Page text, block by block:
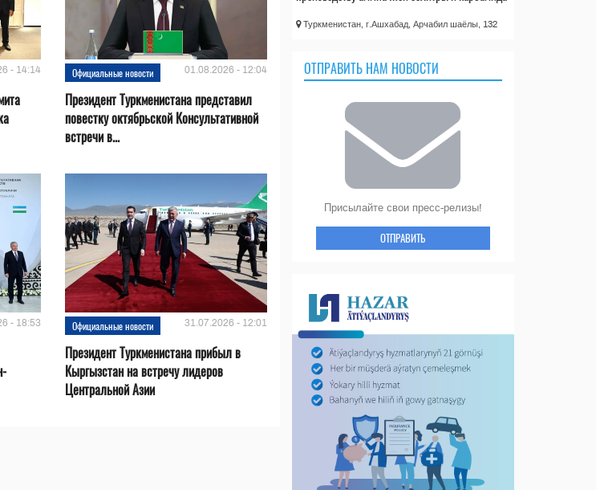
- 14:14 Официальные новости 01.08.2026 - 12:04
Президент Туркменистана представил
повестку октябрьской Консультативной
встречи в...
- 18:53 Официальные новости 31.07.2026 - 12:01
Президент Туркменистана прибыл в
Кыргызстан на встречу лидеров
Центральной Азии
Туркменистан, г.Ашхабад, Арчабил шаёлы, 132
ОТПРАВИТЬ НАМ НОВОСТИ
Присылайте свои пресс-релизы!
ОТПРАВИТЬ